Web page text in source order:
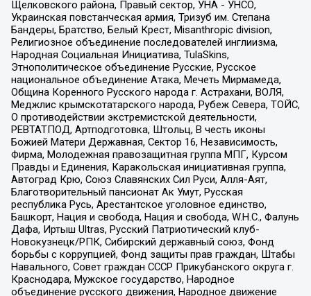
Щелковского района, Правый сектор, УНА - УНСО,
Украинская повстанческая армия, Тризуб им. Степана
Бандеры, Братство, Белый Крест, Misanthropic division,
Религиозное объединение последователей инглиизма,
Народная Социальная Инициатива, TulaSkins,
Этнополитическое объединение Русские, Русское
национальное объединение Атака, Мечеть Мирмамеда,
Община Коренного Русского народа г. Астрахани, ВОЛЯ,
Меджлис крымскотатарского народа, Рубеж Севера, ТОЙС,
О противодействии экстремистской деятельности,
РЕВТАТПОД, Артподготовка, Штольц, В честь иконы
Божией Матери Державная, Сектор 16, Независимость,
Фирма, Молодежная правозащитная группа МПГ, Курсом
Правды и Единения, Каракольская инициативная группа,
Автоград Крю, Союз Славянских Сил Руси, Алля-Аят,
Благотворительный пансионат Ак Умут, Русская
республика Русь, Арестантское уголовное единство,
Башкорт, Нация и свобода, Нация и свобода, W.H.С., Фалунь
Дафа, Иртыш Ultras, Русский Патриотический клуб-
Новокузнецк/РПК, Сибирский державный союз, Фонд
борьбы с коррупцией, Фонд защиты прав граждан, Штабы
Навального, Совет граждан СССР Прикубанского округа г.
Краснодара, Мужское государство, Народное
объединение русского движения, Народное движение